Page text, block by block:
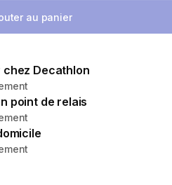
au panier
Decathlon
point de relais